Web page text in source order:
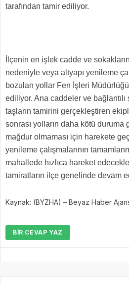
tarafından tamir ediliyor.
İlçenin en işlek cadde ve
nedeniyle veya altyapı yenileme
bozulan yollar Fen İşleri
ediliyor. Ana caddeler ve
taşların tamirini gerçekleştiren
sonrası yolların daha kötü duruma
mağdur olmaması için harekete
yenileme çalışmalarının
mahallede hızlıca hareket
tamiratların ilçe genelinde devam
Kaynak: (BYZHA) – Beyaz Haber
BIR CEVAP YAZ